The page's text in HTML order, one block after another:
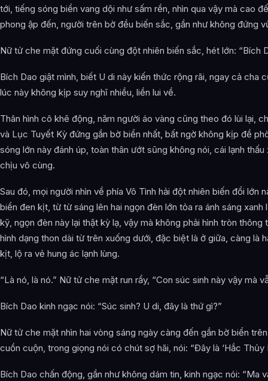
tới, tiếng sóng biển vang dội như sấm rền, nhìn qua vậy mà cao
phong ập đến, người trên bờ đều biến sắc, gần như không đứng
Nữ tử che mặt đứng cuối cùng đột nhiên biến sắc, hét lớn: “Bích
Bích Dao giật mình, biết U di này kiến thức rộng rãi, ngay cả cha
lúc này không kịp suy nghĩ nhiều, liền lui về.
Thân hình cô khẽ động, năm người áo vàng cũng theo đó lùi lại,
và Lục Tuyết Kỳ đứng gần bờ biển nhất, bất ngờ không kịp đề
sóng lớn này đánh úp, toàn thân ướt sũng không nói, cái lạnh
chịu vô cùng.
Sau đó, mọi người nhìn về phía Vô Tình hải đột nhiên biến đổi lớn
biển đen kịt, từ từ sáng lên hai ngọn đèn lớn tỏa ra ánh sáng xanh
kỹ, ngọn đèn này lại thật kỳ lạ, vậy mà không phải hình tròn thông
hình dạng thon dài từ trên xuống dưới, đặc biệt là ở giữa, càng là
kịt, lộ ra vẻ hung ác lạnh lùng.
“Là nó, là nó.” Nữ tử che mặt run rẩy, “Con súc sinh này vậy mà
Bích Dao kinh ngạc nói: “Súc sinh? U di, đây là thứ gì?”
Nữ tử che mặt nhìn hai vòng sáng ngày càng đến gần bờ biển
cuồn cuộn, trong giọng nói có chút sợ hãi, nói: “Đây là ‘Hắc Thủy
Bích Dao chấn động, gần như không dám tin, kinh ngạc nói: “Ma